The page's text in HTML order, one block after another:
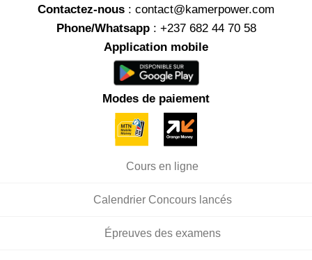
Contactez-nous : contact@kamerpower.com
Phone/Whatsapp: +237 682 44 70 58
Application mobile
Modes de paiement
Cours en ligne
Calendrier Concours lancés
Épreuves des examens